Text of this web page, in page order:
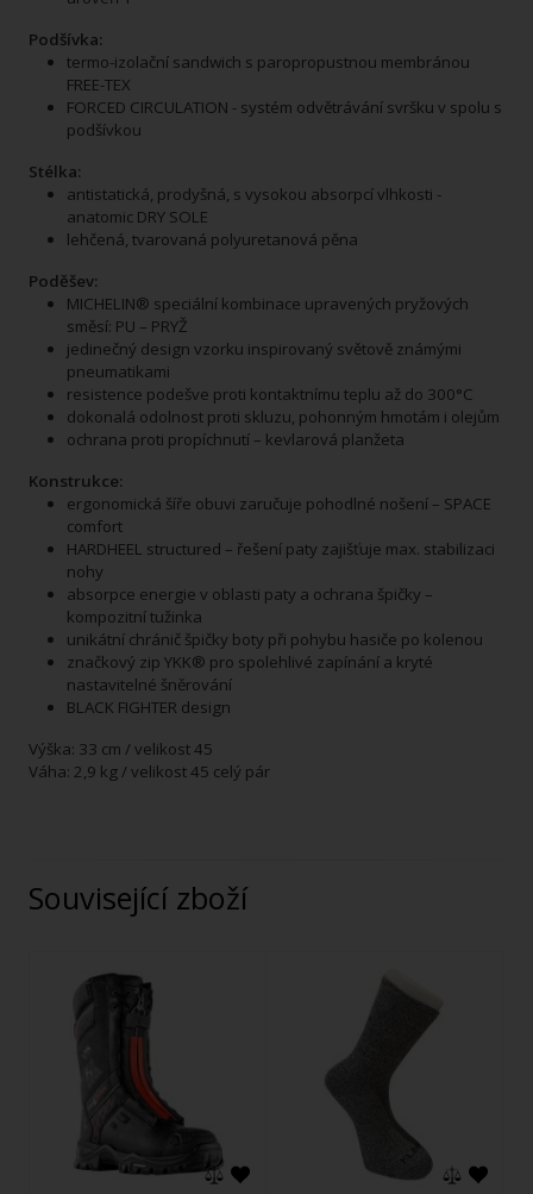
Podšívka:
termo-izolační sandwich s paropropustnou membránou
FREE-TEX
FORCED CIRCULATION - systém odvětrávání svršku v spolu s
podšívkou
Stélka:
antistatická, prodyšná, s vysokou absorpcí vlhkosti -
anatomic DRY SOLE
lehčená, tvarovaná polyuretanová pěna
Poděšev:
MICHELIN® speciální kombinace upravených pryžových
směsí: PU – PRYŽ
jedinečný design vzorku inspirovaný světově známými
pneumatikami
resistence podešve proti kontaktnímu teplu až do 300°C
dokonalá odolnost proti skluzu, pohonným hmotám i olejům
ochrana proti propíchnutí – kevlarová planžeta
Konstrukce:
ergonomická šíře obuvi zaručuje pohodlné nošení – SPACE
comfort
HARDHEEL structured – řešení paty zajišťuje max. stabilizaci
nohy
absorpce energie v oblasti paty a ochrana špičky –
kompozitní tužinka
unikátní chránič špičky boty při pohybu hasiče po kolenou
značkový zip YKK® pro spolehlivé zapínání a kryté
nastavitelné šněrování
BLACK FIGHTER design
Výška: 33 cm / velikost 45
Váha: 2,9 kg / velikost 45 celý pár
Související zboží